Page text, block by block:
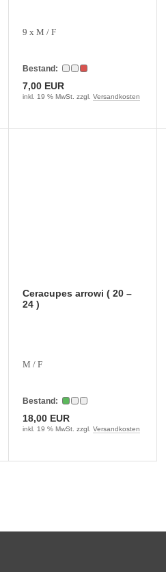
9 x M / F
Bestand:
7,00 EUR
inkl. 19 % MwSt. zzgl.Versandkosten
Ceracupes arrowi ( 20 –
24 )
M / F
Bestand:
18,00 EUR
inkl. 19 % MwSt. zzgl.Versandkosten